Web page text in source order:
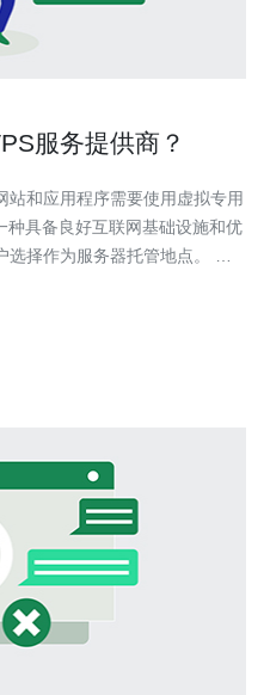
服务提供商？
站和应用程序需要使用虚拟专用
种具备良好互联网基础设施和优
择作为服务器托管地点。 然
可供选择。下面是一些关键因